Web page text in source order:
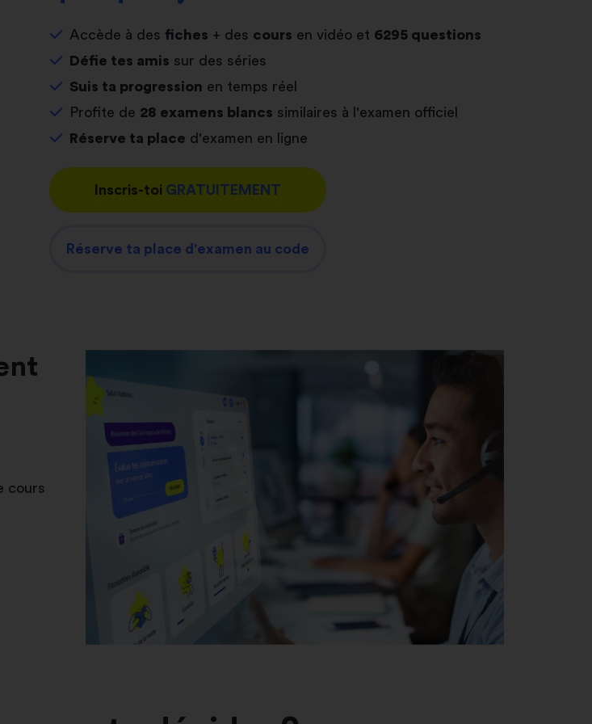
Accède à des fiches + des cours en vidéo et 6295 questions
Défie tes amis sur des séries
Suis ta progression en temps réel
Profite de 28 examens blancs similaires à l'examen officiel
Réserve ta place d'examen en ligne
Inscris-toi GRATUITEMENT
Réserve ta place d'examen au code
cours